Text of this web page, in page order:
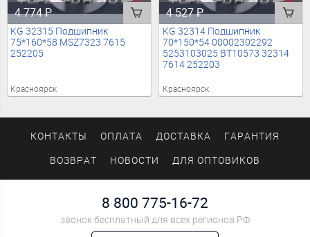
4 774₽
KG 32315 Подшипник
75*160*58 МSZ7323 7615
252205
Красноярск
4 527₽
KG 32314 Подшипник
70*150*54 00002302292
5253103025 ВТ10573 32314
7614 252203
Красноярск
КОНТАКТЫ ОПЛАТА ДОСТАВКА ГАРАНТИЯ
ВОЗВРАТ НОВОСТИ ДЛЯ ОПТОВИКОВ
8 800 775-16-72
звонок бесплатный для всех регионов РФ